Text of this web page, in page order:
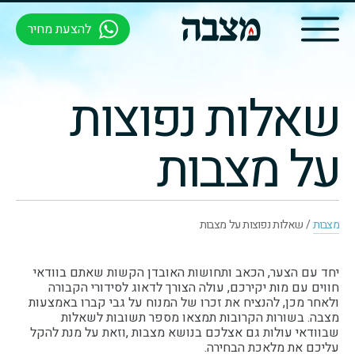
להצעת מחיר
שאלות נפוצות
על מצבות
מצבות/שאלות נפוצות על מצבות
יחד עם הצער, הכאב ותחושות האובדן הקשות שאתם בוודאי
חווים עם מות יקירכם, עולה הצורך לדאוג לסידורי הקבורה
ולאחר מכן, להנציח את זכרו של המנוח על גבי קברו באמצעות
מצבה. בשורות הקרובות תמצאו מספר תשובות לשאלות
שבוודאי עולות גם אצלכם בנושא מצבות ,וזאת על מנת להקל
עליכם את מלאכת הבחירה.